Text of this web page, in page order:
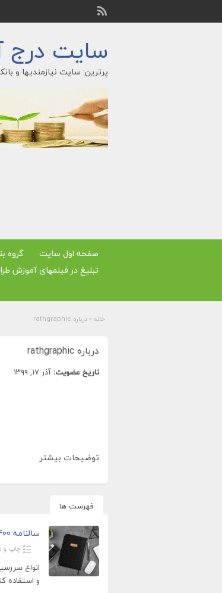
سایت درج
پرترین: سایت نیازمندیها و
صفحه اول سایت گروه
تبلیغ در فیلمهای آموزش
خانه » درباره rathgraphic
درباره rathgraphic
تاریخ عضویت: آذر ۱۷, ۱۳۹۹
توضیحات بیشتر
فهرست ها
سالنامه 1400 – سررسید 1400 – تقویم رومیزی 1400
چاپ و
انواع
و استفاده